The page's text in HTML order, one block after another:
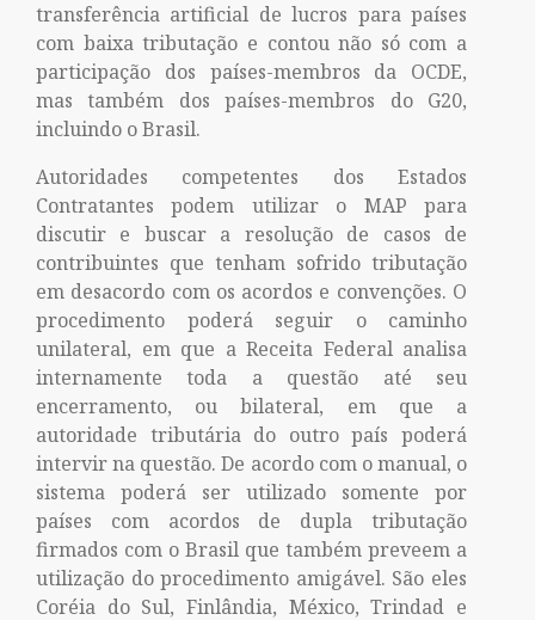
transferência artificial de lucros para países
com baixa tributação e contou não só com a
participação dos países-membros da OCDE,
mas também dos países-membros do G20,
incluindo o Brasil.
Autoridades competentes dos Estados
Contratantes podem utilizar o MAP para
discutir e buscar a resolução de casos de
contribuintes que tenham sofrido tributação
em desacordo com os acordos e convenções. O
procedimento poderá seguir o caminho
unilateral, em que a Receita Federal analisa
internamente toda a questão até seu
encerramento, ou bilateral, em que a
autoridade tributária do outro país poderá
intervir na questão. De acordo com o manual, o
sistema poderá ser utilizado somente por
países com acordos de dupla tributação
firmados com o Brasil que também preveem a
utilização do procedimento amigável. São eles
Coréia do Sul, Finlândia, México, Trindad e